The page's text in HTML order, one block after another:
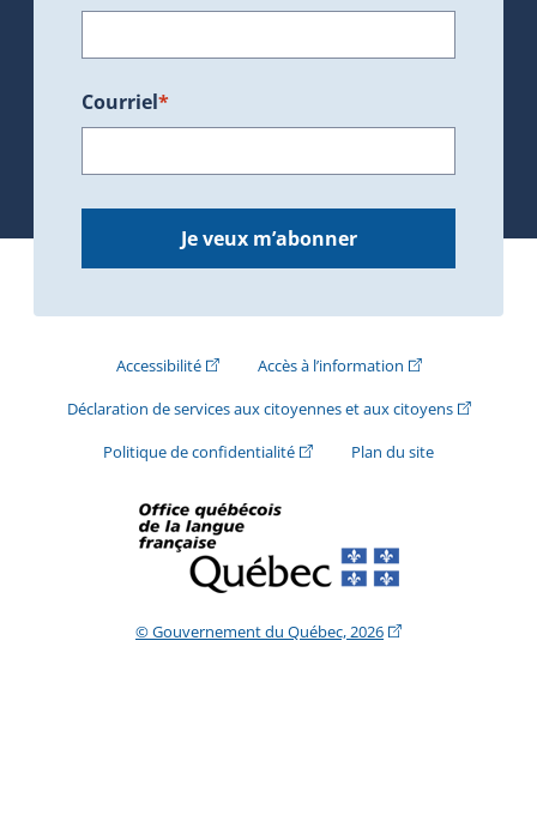
Courriel*
Je veux m’abonner
Accessibilité(Cet hyperlien externe s'ouvrira dans une
Accès à l’information(Cet hyperlien
Déclaration de services aux citoyennes et aux citoyens(Cet
Politique de confidentialité(Cet hyperlien externe s'ouvrira
Plan du site
© Gouvernement du Québec, 2026(Cet hyperlien